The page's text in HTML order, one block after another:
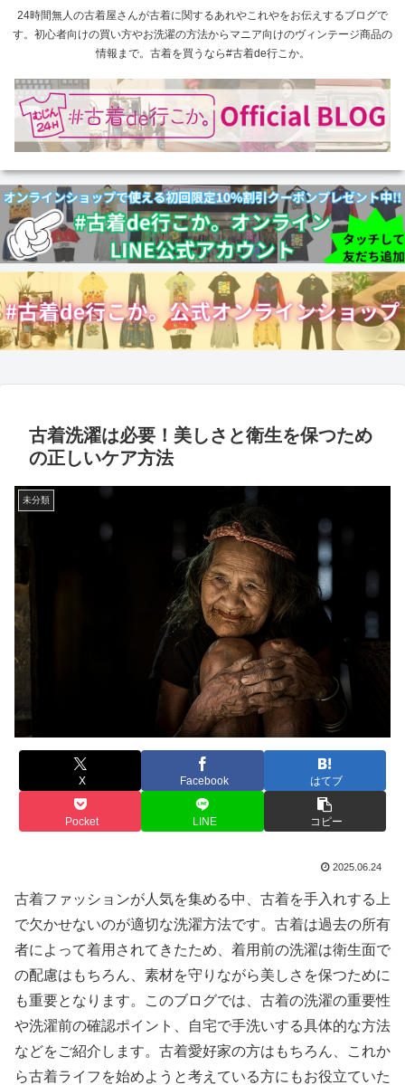
24時間無人の古着屋さんが古着に関するあれやこれやをお伝えするブログで
す。初心者向けの買い方やお洗濯の方法からマニア向けのヴィンテージ商品の
情報まで。古着を買うなら#古着de行こか。
古着洗濯は必要！美しさと衛生を保つため
の正しいケア方法
未分類
X Facebook はてブ
Pocket LINE コピー
2025.06.24
古着ファッションが人気を集める中、古着を手入れする上
で欠かせないのが適切な洗濯方法です。古着は過去の所有
者によって着用されてきたため、着用前の洗濯は衛生面で
の配慮はもちろん、素材を守りながら美しさを保つために
も重要となります。このブログでは、古着の洗濯の重要性
や洗濯前の確認ポイント、自宅で手洗いする具体的な方法
などをご紹介します。古着愛好家の方はもちろん、これか
ら古着ライフを始めようと考えている方にもお役立ていた